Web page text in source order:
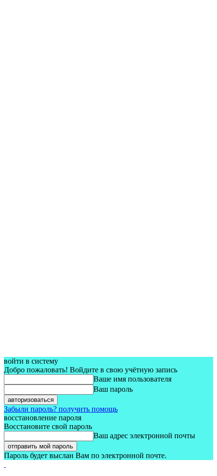
войти в систему
Добро пожаловать! Войдите в свою учётную запись
Ваше имя пользователя
Ваш пароль
Забыли пароль? получить помощь
восстановление пароля
Восстановите свой пароль
Ваш адрес электронной почты
Пароль будет выслан Вам по электронной почте.